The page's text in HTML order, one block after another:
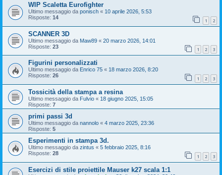
WIP Scaletta Eurofighter
Ultimo messaggio da ponisch « 10 aprile 2026, 5:53
Risposte: 14 1 2
SCANNER 3D
Ultimo messaggio da Maw89 « 20 marzo 2026, 14:01
Risposte: 23 1 2 3
Figurini personalizzati
Ultimo messaggio da Enrico 75 « 18 marzo 2026, 8:20
Risposte: 26 1 2 3
Tossicità della stampa a resina
Ultimo messaggio da Fulvio « 18 giugno 2025, 15:05
Risposte: 7
primi passi 3d
Ultimo messaggio da nannolo « 4 marzo 2025, 23:36
Risposte: 5
Esperimenti in stampa 3d.
Ultimo messaggio da zintus « 5 febbraio 2025, 8:16
Risposte: 28 1 2 3
Esercizi di stile proiettile Mauser k27 scala 1:1